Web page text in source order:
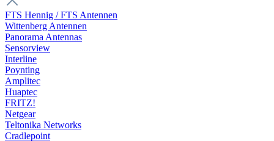
FTS Hennig / FTS Antennen
Wittenberg Antennen
Panorama Antennas
Sensorview
Interline
Poynting
Amplitec
Huaptec
FRITZ!
Netgear
Teltonika Networks
Cradlepoint